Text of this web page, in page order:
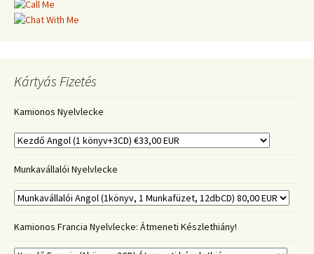
Kártyás Fizetés
Kamionos Nyelvlecke
Munkavállalói Nyelvlecke
Kamionos Francia Nyelvlecke: Átmeneti Készlethiány!